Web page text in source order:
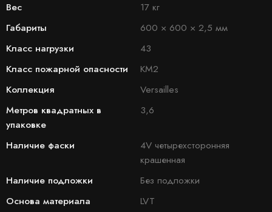
Вес
17 кг
Габариты
600 × 600 × 2,5 мм
Класс нагрузки
43
Класс пожарной опасности
КМ2
Коллекция
Versailles
Метров квадратных в
упаковке
3,6
Наличие фаски
4V четырехсторонняя
крашенная
Наличие подложки
Без подложки
Основа материала
LVT